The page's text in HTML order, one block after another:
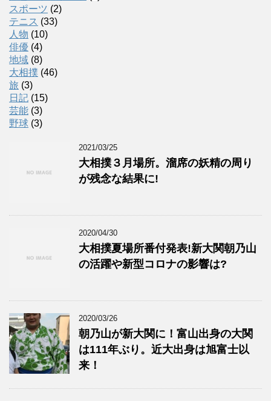
スポーツ (2)
テニス (33)
人物 (10)
俳優 (4)
地域 (8)
大相撲 (46)
旅 (3)
日記 (15)
芸能 (3)
野球 (3)
2021/03/25
大相撲３月場所。溜席の妖精の周り
が残念な結果に!
2020/04/30
大相撲夏場所番付発表!新大関朝乃山
の活躍や新型コロナの影響は?
2020/03/26
朝乃山が新大関に！富山出身の大関
は111年ぶり。近大出身は旭富士以
来！